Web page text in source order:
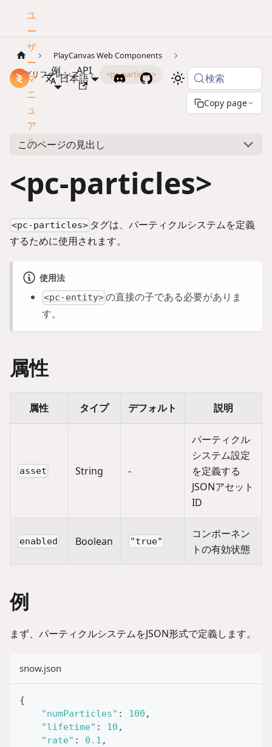
ドキュメント
ユ
ー
ザ
ー
マ
ニ
ュ
ア
ル
例 API
日本語 検索
PlayCanvas Web Components
タグリファレンス
<pc-particles>
Copy page
このページの見出し
<pc-particles>
<pc-particles> タグは、パーティクルシステムを定義
するために使用されます。
使用法
<pc-entity>の直接の子である必要がありま
す。
属性
属性 タイプ デフォルト 説明
asset String -
パーティクル
システム設定
を定義する
JSONアセット
ID
enabled Boolean "true"
コンポーネン
トの有効状態
例
まず、パーティクルシステムをJSON形式で定義します。
snow.json
{
"numParticles" : 100 ,
"lifetime" : 10 ,
"rate" : 0.1 ,